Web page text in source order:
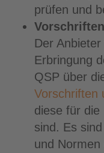
prüfen und
Der
Erbringung
QSP über
Vorschriften
diese für die
sind. Es
und